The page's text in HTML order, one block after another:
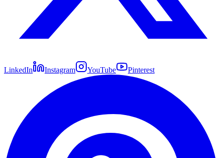
LinkedIn Instagram YouTube Pinterest